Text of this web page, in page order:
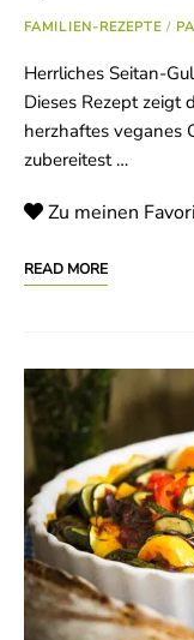
FAMILIEN-REZEPTE /
Herrliches Seitan-
Dieses Rezept zeigt
herzhaftes veganes
zubereitest …
Zu meinen
READ MORE